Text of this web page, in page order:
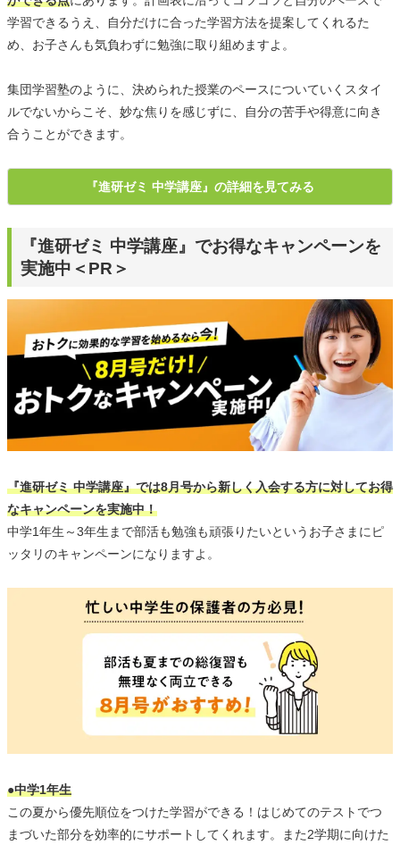
学習できるうえ、自分だけに合った学習方法を提案してくれるた
め、お子さんも気負わずに勉強に取り組めますよ。
集団学習塾のように、決められた授業のペースについていくスタイ
ルでないからこそ、妙な焦りを感じずに、自分の苦手や得意に向き
合うことができます。
『進研ゼミ 中学講座』の詳細を見てみる
『進研ゼミ 中学講座』でお得なキャンペーンを
実施中＜PR＞
『進研ゼミ 中学講座』では8月号から新しく入会する方に対してお得
なキャンペーンを実施中！
中学1年生～3年生まで部活も勉強も頑張りたいというお子さまにピ
ッタリのキャンペーンになりますよ。
●中学1年生
この夏から優先順位をつけた学習ができる！はじめてのテストでつ
まづいた部分を効率的にサポートしてくれます。また2学期に向けた